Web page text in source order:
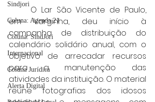
Sindjori
Coluna: Agenda 21
Coluna: SindJori
Internacional
Coluna Jurídica
Alerta Digital
	O Lar São Vicente de Paulo,
em Varginha, deu início à
campanha de distribuição do
calendário solidário anual, com o
objetivo de arrecadar recursos
para a manutenção das
atividades da instituição. O material
reúne fotografias dos idosos